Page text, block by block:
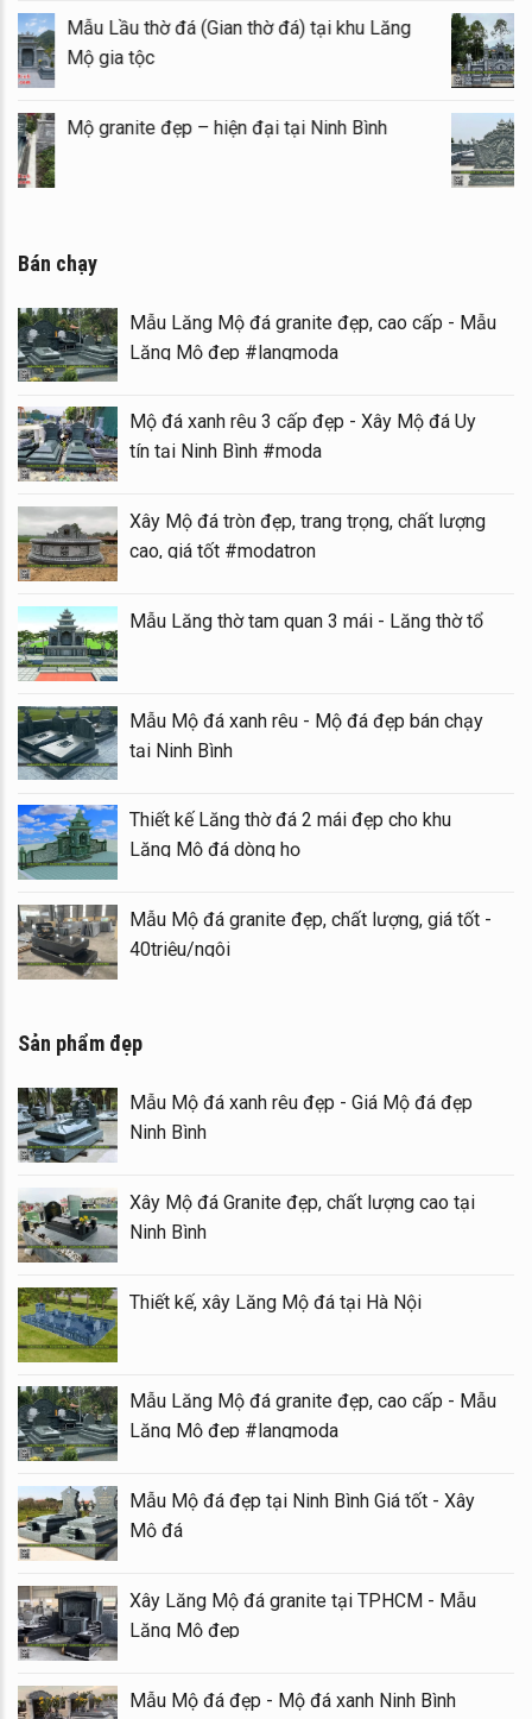
Mẫu Lầu thờ đá (Gian thờ đá) tại khu Lăng
Mộ gia tộc
Mộ granite đẹp – hiện đại tại Ninh Bình
Bán chạy
Mẫu Lăng Mộ đá granite đẹp, cao cấp - Mẫu
Lăng Mộ đẹp #langmoda
Mộ đá xanh rêu 3 cấp đẹp - Xây Mộ đá Uy
tín tại Ninh Bình #moda
Xây Mộ đá tròn đẹp, trang trọng, chất lượng
cao, giá tốt #modatron
Mẫu Lăng thờ tam quan 3 mái - Lăng thờ tổ
Mẫu Mộ đá xanh rêu - Mộ đá đẹp bán chạy
tại Ninh Bình
Thiết kế Lăng thờ đá 2 mái đẹp cho khu
Lăng Mộ đá dòng họ
Mẫu Mộ đá granite đẹp, chất lượng, giá tốt -
40triệu/ngôi
Sản phẩm đẹp
Mẫu Mộ đá xanh rêu đẹp - Giá Mộ đá đẹp
Ninh Bình
Xây Mộ đá Granite đẹp, chất lượng cao tại
Ninh Bình
Thiết kế, xây Lăng Mộ đá tại Hà Nội
Mẫu Lăng Mộ đá granite đẹp, cao cấp - Mẫu
Lăng Mộ đẹp #langmoda
Mẫu Mộ đá đẹp tại Ninh Bình Giá tốt - Xây
Mộ đá
Xây Lăng Mộ đá granite tại TPHCM - Mẫu
Lăng Mộ đẹp
Mẫu Mộ đá đẹp - Mộ đá xanh Ninh Bình